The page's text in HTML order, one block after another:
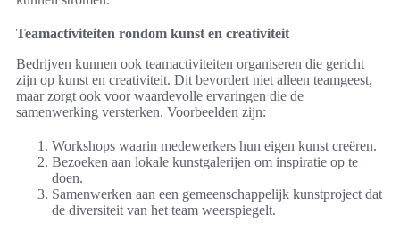
Teamactiviteiten rondom kunst en creativiteit
Bedrijven kunnen ook teamactiviteiten organiseren die gericht
zijn op kunst en creativiteit. Dit bevordert niet alleen teamgeest,
maar zorgt ook voor waardevolle ervaringen die de
samenwerking versterken. Voorbeelden zijn:
Workshops waarin medewerkers hun eigen kunst creëren.
Bezoeken aan lokale kunstgalerijen om inspiratie op te
doen.
Samenwerken aan een gemeenschappelijk kunstproject dat
de diversiteit van het team weerspiegelt.